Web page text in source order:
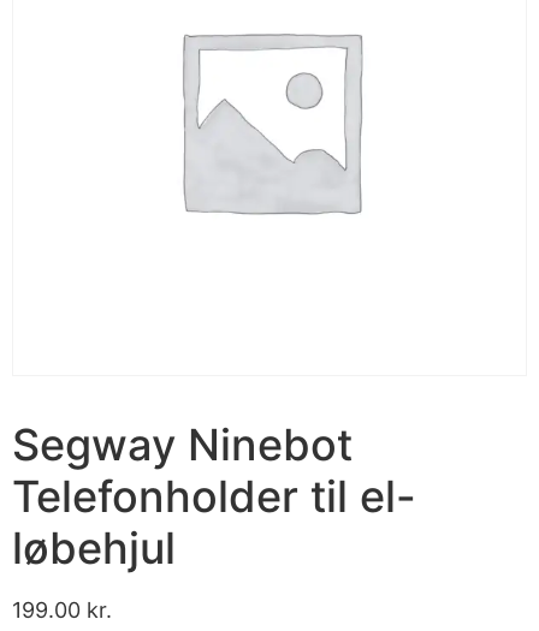
Segway Ninebot
Telefonholder til el-
løbehjul
199.00 kr.